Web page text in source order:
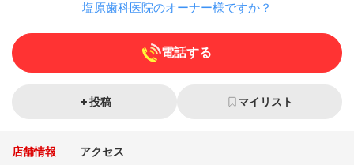
塩原歯科医院のオーナー様ですか？
電話する
投稿 マイリスト
店舗情報 アクセス